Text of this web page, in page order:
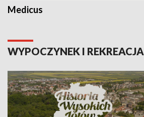
Medicus
WYPOCZYNEK I REKREACJA